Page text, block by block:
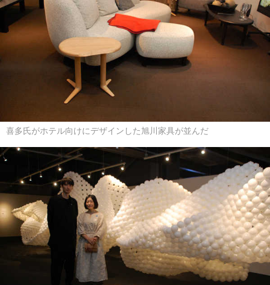
喜多氏がホテル向けにデザインした旭川家具が並んだ